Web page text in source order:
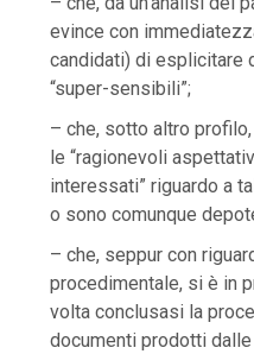
evince con
candidati) di esplicitare
“super-sensibili”;
– che, sotto altro
le “ragionevoli
interessati” riguardo a
o sono comunque
– che, seppur con
procedimentale, si è in
volta conclusasi la
documenti prodotti